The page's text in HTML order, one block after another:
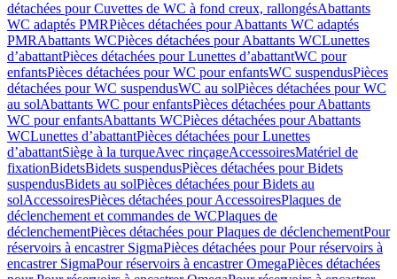
détachées pour Cuvettes de WC à fond creux, rallongésAbattants
WC adaptés PMRPièces détachées pour Abattants WC adaptés
PMRAbattants WCPièces détachées pour Abattants WCLunettes
d’abattantPièces détachées pour Lunettes d’abattantWC pour
enfantsPièces détachées pour WC pour enfantsWC suspendusPièces
détachées pour WC suspendusWC au solPièces détachées pour WC
au solAbattants WC pour enfantsPièces détachées pour Abattants
WC pour enfantsAbattants WCPièces détachées pour Abattants
WCLunettes d’abattantPièces détachées pour Lunettes
d’abattantSiège à la turqueAvec rinçageAccessoiresMatériel de
fixationBidetsBidets suspendusPièces détachées pour Bidets
suspendusBidets au solPièces détachées pour Bidets au
solAccessoiresPièces détachées pour AccessoiresPlaques de
déclenchement et commandes de WCPlaques de
déclenchementPièces détachées pour Plaques de déclenchementPour
réservoirs à encastrer SigmaPièces détachées pour Pour réservoirs à
encastrer SigmaPour réservoirs à encastrer OmegaPièces détachées